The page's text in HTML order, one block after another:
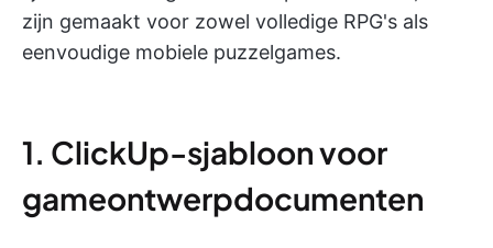
zijn gemaakt voor zowel volledige RPG's als
eenvoudige mobiele puzzelgames.
1. ClickUp-sjabloon voor
gameontwerpdocumenten